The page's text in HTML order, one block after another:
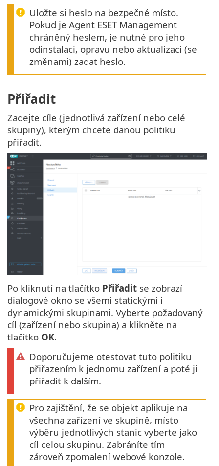
Uložte si heslo na bezpečné místo.
Pokud je Agent ESET Management
chráněný heslem, je nutné pro jeho
odinstalaci, opravu nebo aktualizaci (se
změnami) zadat heslo.
Přiřadit
Zadejte cíle (jednotlivá zařízení nebo celé
skupiny), kterým chcete danou politiku
přiřadit.
Po kliknutí na tlačítko Přiřadit se zobrazí
dialogové okno se všemi statickými i
dynamickými skupinami. Vyberte požadovaný
cíl (zařízení nebo skupina) a klikněte na
tlačítko OK.
Doporučujeme otestovat tuto politiku
přiřazením k jednomu zařízení a poté ji
přiřadit k dalším.
Pro zajištění, že se objekt aplikuje na
všechna zařízení ve skupině, místo
výběru jednotlivých stanic vyberte jako
cíl celou skupinu. Zabráníte tím
zároveň zpomalení webové konzole.